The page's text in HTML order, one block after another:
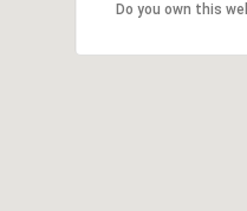
Do you own this